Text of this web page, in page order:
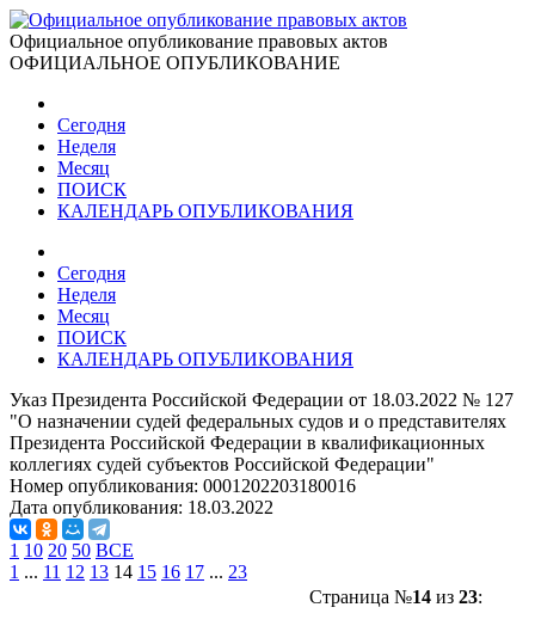
Официальное опубликование правовых актов
ОФИЦИАЛЬНОЕ ОПУБЛИКОВАНИЕ
Сегодня
Неделя
Месяц
ПОИСК
КАЛЕНДАРЬ ОПУБЛИКОВАНИЯ
Сегодня
Неделя
Месяц
ПОИСК
КАЛЕНДАРЬ ОПУБЛИКОВАНИЯ
Указ Президента Российской Федерации от 18.03.2022 № 127
"О назначении судей федеральных судов и о представителях
Президента Российской Федерации в квалификационных
коллегиях судей субъектов Российской Федерации"
Номер опубликования: 0001202203180016
Дата опубликования: 18.03.2022
1 10 20 50 ВСЕ
1 ... 11 12 13 14 15 16 17 ... 23
Страница №14из 23: